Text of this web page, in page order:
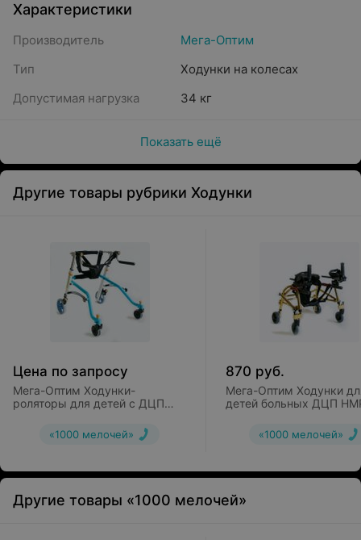
Характеристики
Производитель
Мега-Оптим
Тип
Ходунки на колесах
Допустимая нагрузка
34 кг
Показать ещё
Другие товары рубрики Ходунки
Цена по запросу
Мега-Оптим Ходунки-
роляторы для детей с ДЦП
«1000 мелочей»
870 руб.
Мега-Оптим Ходунки
детей больных ДЦП
«1000 мелочей»
Другие товары «1000 мелочей»